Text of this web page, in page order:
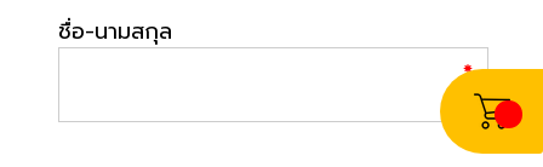
ชื่อ-นามสกุล